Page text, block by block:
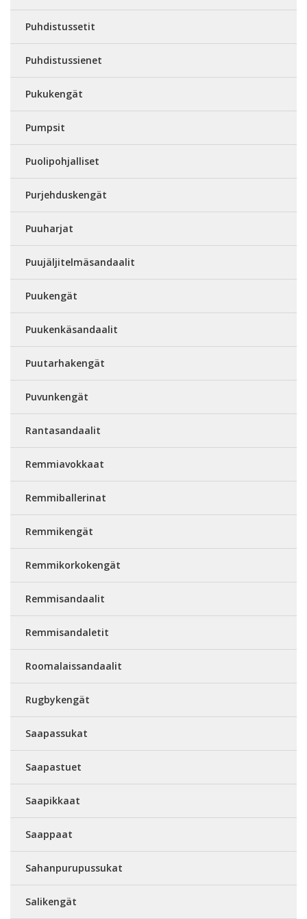
Puhdistussetit
Puhdistussienet
Pukukengät
Pumpsit
Puolipohjalliset
Purjehduskengät
Puuharjat
Puujäljitelmäsandaalit
Puukengät
Puukenkäsandaalit
Puutarhakengät
Puvunkengät
Rantasandaalit
Remmiavokkaat
Remmiballerinat
Remmikengät
Remmikorkokengät
Remmisandaalit
Remmisandaletit
Roomalaissandaalit
Rugbykengät
Saapassukat
Saapastuet
Saapikkaat
Saappaat
Sahanpurupussukat
Salikengät